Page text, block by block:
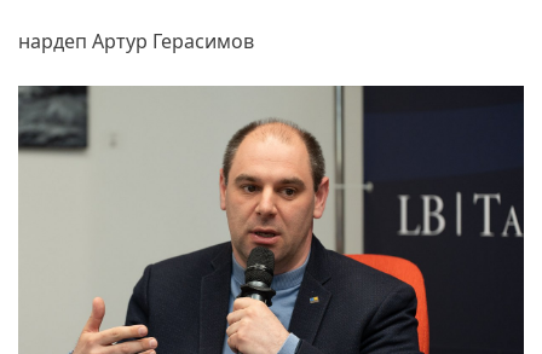
нардеп Артур Герасимов